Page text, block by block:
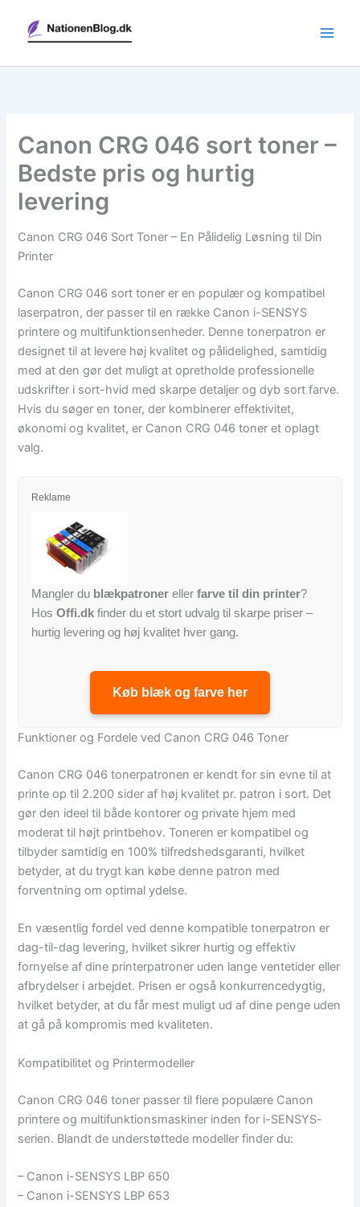
indholdet
Canon CRG 046 sort toner –
Bedste pris og hurtig
levering
Canon CRG 046 Sort Toner – En Pålidelig Løsning til Din
Printer
Canon CRG 046 sort toner er en populær og kompatibel
laserpatron, der passer til en række Canon i-SENSYS
printere og multifunktionsenheder. Denne tonerpatron er
designet til at levere høj kvalitet og pålidelighed, samtidig
med at den gør det muligt at opretholde professionelle
udskrifter i sort-hvid med skarpe detaljer og dyb sort farve.
Hvis du søger en toner, der kombinerer effektivitet,
økonomi og kvalitet, er Canon CRG 046 toner et oplagt
valg.
Reklame
Mangler du blækpatroner ellerfarve til din printer?
HosOffi.dk finder du et stort udvalg til skarpe priser –
hurtig levering og høj kvalitet hver gang.
Køb blæk og farve her
Funktioner og Fordele ved Canon CRG 046 Toner
Canon CRG 046 tonerpatronen er kendt for sin evne til at
printe op til 2.200 sider af høj kvalitet pr. patron i sort. Det
gør den ideel til både kontorer og private hjem med
moderat til højt printbehov. Toneren er kompatibel og
tilbyder samtidig en 100% tilfredshedsgaranti, hvilket
betyder, at du trygt kan købe denne patron med
forventning om optimal ydelse.
En væsentlig fordel ved denne kompatible tonerpatron er
dag-til-dag levering, hvilket sikrer hurtig og effektiv
fornyelse af dine printerpatroner uden lange ventetider eller
afbrydelser i arbejdet. Prisen er også konkurrencedygtig,
hvilket betyder, at du får mest muligt ud af dine penge uden
at gå på kompromis med kvaliteten.
Kompatibilitet og Printermodeller
Canon CRG 046 toner passer til flere populære Canon
printere og multifunktionsmaskiner inden for i-SENSYS-
serien. Blandt de understøttede modeller finder du:
– Canon i-SENSYS LBP 650
– Canon i-SENSYS LBP 653